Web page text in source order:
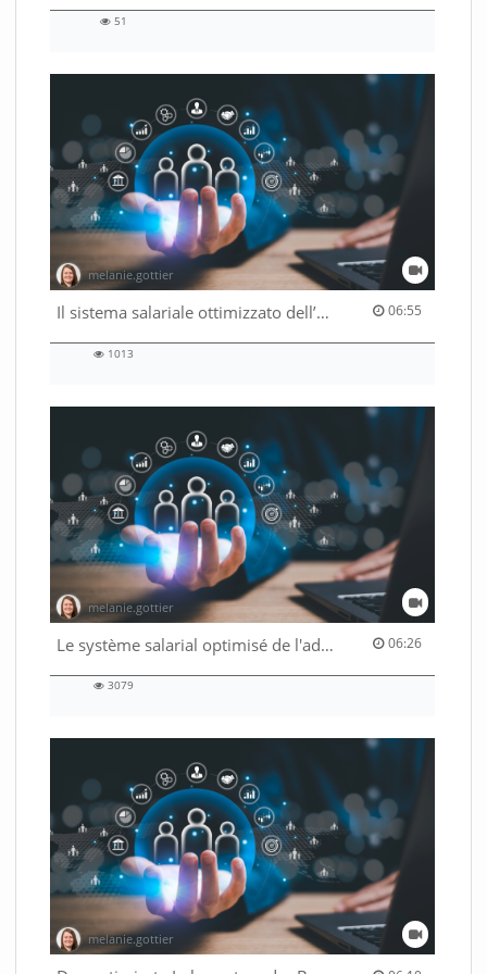
51
melanie.gottier
Il sistema salariale ottimizzato dell’Amministrazione federale 06:55
06:55 duration
1013
melanie.gottier
Le système salarial optimisé de l'administration fédérale 06:26
06:26 duration
3079
melanie.gottier